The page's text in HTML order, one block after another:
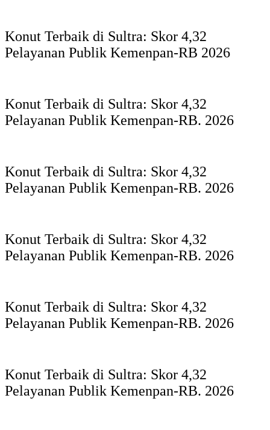
Konut Terbaik di Sultra: Skor 4,32
Pelayanan Publik Kemenpan-RB 2026
Konut Terbaik di Sultra: Skor 4,32
Pelayanan Publik Kemenpan-RB. 2026
Konut Terbaik di Sultra: Skor 4,32
Pelayanan Publik Kemenpan-RB. 2026
Konut Terbaik di Sultra: Skor 4,32
Pelayanan Publik Kemenpan-RB. 2026
Konut Terbaik di Sultra: Skor 4,32
Pelayanan Publik Kemenpan-RB. 2026
Konut Terbaik di Sultra: Skor 4,32
Pelayanan Publik Kemenpan-RB. 2026